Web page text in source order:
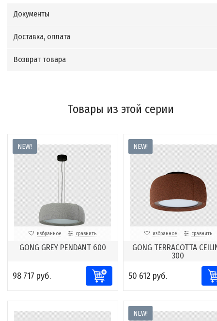
Документы
Доставка, оплата
Возврат товара
Товары из этой серии
NEW!
избранное сравнить
GONG GREY PENDANT 600
98 717 руб.
NEW!
избранное сравнить
GONG TERRACOTTA
300
50 612 руб.
NEW!